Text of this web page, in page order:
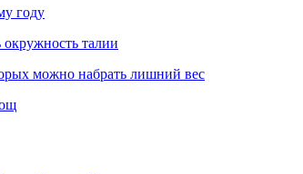
году
окружность талии
можно набрать лишний вес